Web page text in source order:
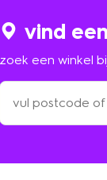
vind
zoek een winkel
zoek
een
winkel